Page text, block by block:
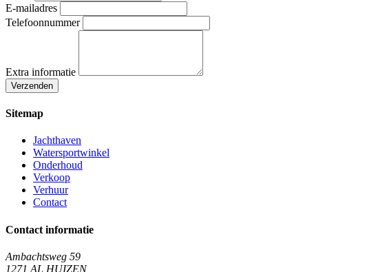
E-mailadres
Telefoonnummer
Extra informatie
Sitemap
Jachthaven
Watersportwinkel
Onderhoud
Verkoop
Verhuur
Contact
Contact informatie
Ambachtsweg 59
1271 AL HUIZEN